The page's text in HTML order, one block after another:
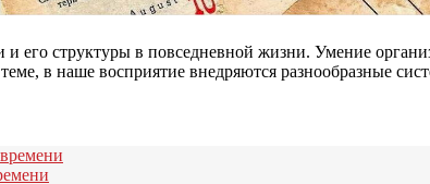
его структуры в повседневной жизни. Умение
в наше восприятие внедряются разнообразные